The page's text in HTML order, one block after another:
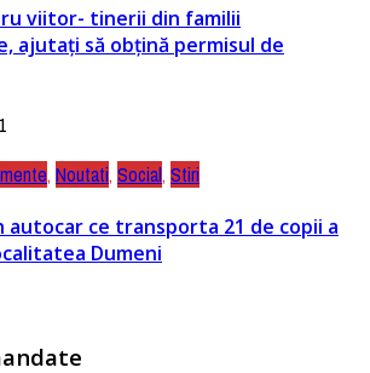
viitor- tinerii din familii
ajutați să obțină permisul de
, Noutati, Social, Stiri
autocar ce transporta 21 de copii a
Dumeni